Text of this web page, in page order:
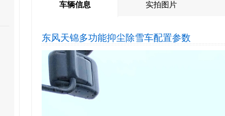
车辆信息 实拍图片
东风天锦多功能抑尘除雪车配置参数